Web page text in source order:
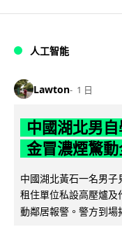
人工智能
Lawton 1 日
中國湖北男
金冒濃煙驚
中國湖北黃石一名男
租住單位私設高壓爐
動鄰居報警。警方到場